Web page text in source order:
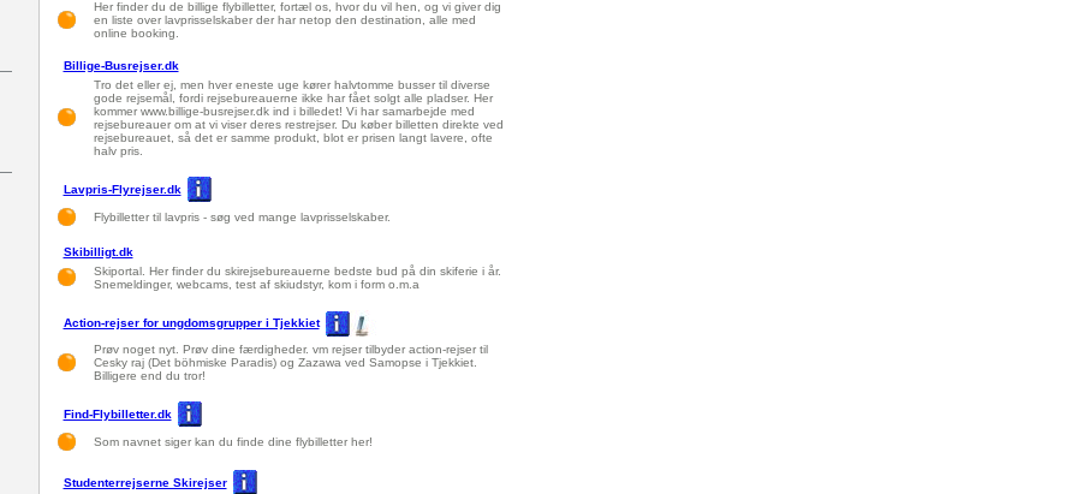
Her finder du de billige flybilletter, fortæl os, hvor du vil hen, og vi giver dig
en liste over lavprisselskaber der har netop den destination, alle med
online booking.
Billige-Busrejser.dk
Tro det eller ej, men hver eneste uge kører halvtomme busser til diverse
gode rejsemål, fordi rejsebureauerne ikke har fået solgt alle pladser. Her
kommer www.billige-busrejser.dk ind i billedet! Vi har samarbejde med
rejsebureauer om at vi viser deres restrejser. Du køber billetten direkte ved
rejsebureauet, så det er samme produkt, blot er prisen langt lavere, ofte
halv pris.
Lavpris-Flyrejser.dk
Flybilletter til lavpris - søg ved mange lavprisselskaber.
Skibilligt.dk
Skiportal. Her finder du skirejsebureauerne bedste bud på din skiferie i år.
Snemeldinger, webcams, test af skiudstyr, kom i form o.m.a
Action-rejser for ungdomsgrupper i Tjekkiet
Prøv noget nyt. Prøv dine færdigheder. vm rejser tilbyder action-rejser til
Cesky raj (Det böhmiske Paradis) og Zazawa ved Samopse i Tjekkiet.
Billigere end du tror!
Find-Flybilletter.dk
Som navnet siger kan du finde dine flybilletter her!
Studenterrejserne Skirejser